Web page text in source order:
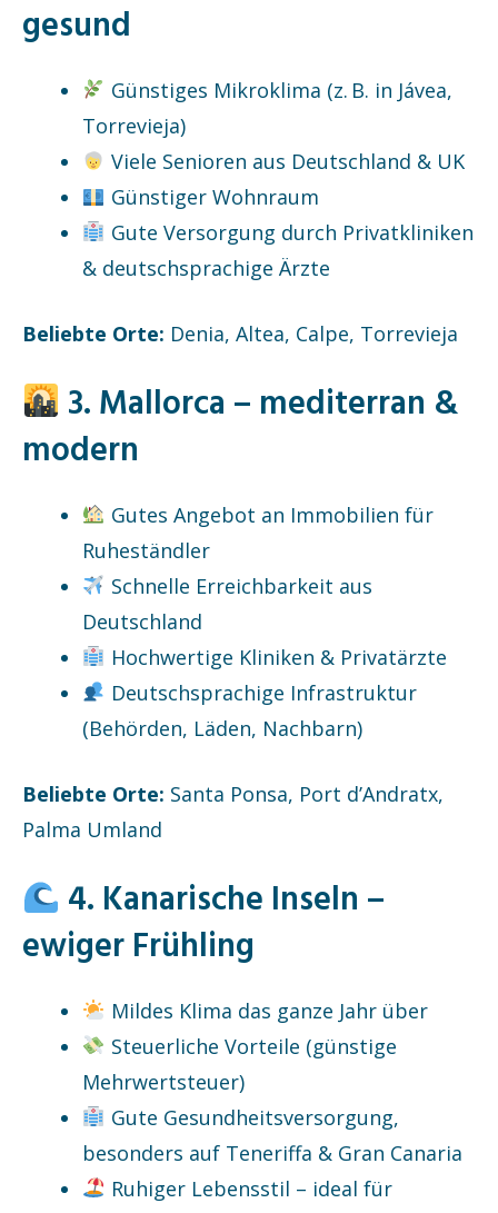
gesund
Günstiges Mikroklima (z. B. in Jávea,
Torrevieja)
Viele Senioren aus Deutschland & UK
Günstiger Wohnraum
Gute Versorgung durch Privatkliniken
& deutschsprachige Ärzte
Beliebte Orte: Denia, Altea, Calpe, Torrevieja
3. Mallorca – mediterran &
modern
Gutes Angebot an Immobilien für
Ruheständler
Schnelle Erreichbarkeit aus
Deutschland
Hochwertige Kliniken & Privatärzte
Deutschsprachige Infrastruktur
(Behörden, Läden, Nachbarn)
Beliebte Orte: Santa Ponsa, Port d’Andratx,
Palma Umland
4. Kanarische Inseln –
ewiger Frühling
Mildes Klima das ganze Jahr über
Steuerliche Vorteile (günstige
Mehrwertsteuer)
Gute Gesundheitsversorgung,
besonders auf Teneriffa & Gran Canaria
Ruhiger Lebensstil – ideal für